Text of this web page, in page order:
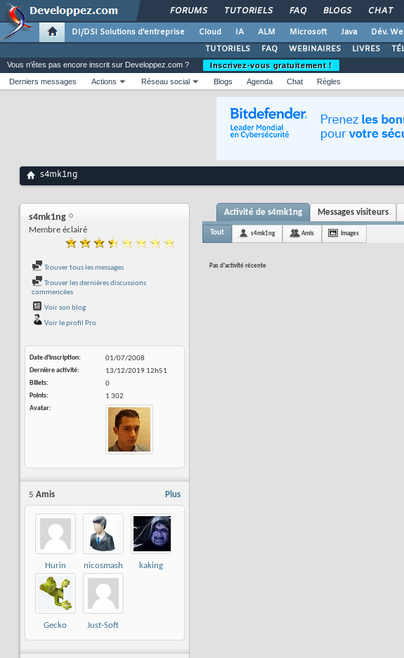
FORUMS TUTORIELS FAQ BLOGS CHAT
DI/DSI Solutions d'entreprise Cloud IA ALM Microsoft Java Dév.
TUTORIELS
FAQ WEBINAIRES LIVRES
Vous n'êtes pas encore inscrit sur Developpez.com ?
Inscrivez-vous gratuitement !
Derniers messages
Actions Réseau social Blogs Agenda Chat Règles
s4mk1ng
s4mk1ng
Membre éclairé
Trouver tous les messages
Trouver les dernières discussions
commencées
Voir son blog
Voir le profil Pro
Date d'inscription
01/07/2008
Dernière activité
13/12/2019 12h51
Billets
0
Points
1 302
Avatar
Plus
5 Amis
Hurin nicosmash kaking
Gecko Just-Soft
Activité de s4mk1ng Messages visiteurs
Tout s4mk1ng Amis Images
Pas d'activité récente